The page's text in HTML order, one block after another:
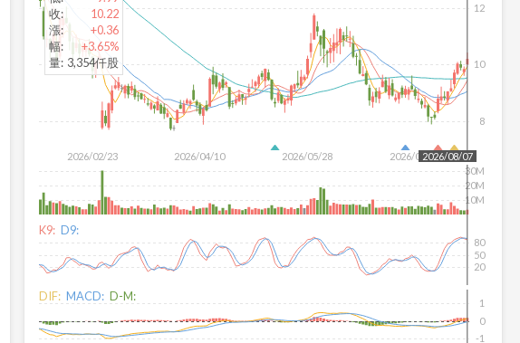
2026/02/23 2026/04/10 2026/05/28 2026/07/16
8
10
12
2026/08/07
10M
20M
30M
收:
10.22
漲:
+0.36
幅:
+3.65%
量: 3,354仟股
K9: D9:
20
50
80
DIF: MACD: D-M:
-1
0
1